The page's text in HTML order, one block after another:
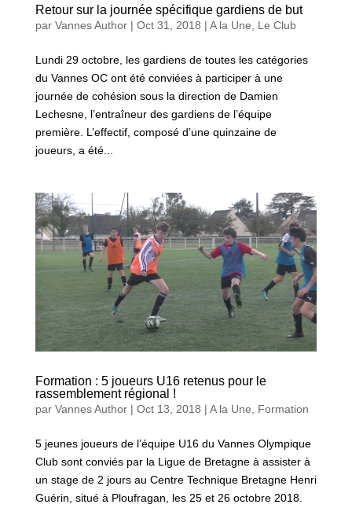
Retour sur la journée spécifique gardiens de but
par Vannes Author| Oct 31, 2018 | A la Une Le Club
Lundi 29 octobre, les gardiens de toutes les catégories
du Vannes OC ont été conviées à participer à une
journée de cohésion sous la direction de Damien
Lechesne, l’entraîneur des gardiens de l’équipe
première. L’effectif, composé d’une quinzaine de
joueurs, a été...
Formation : 5 joueurs U16 retenus pour le
rassemblement régional !
par Vannes Author| Oct 13, 2018 | A la Une Formation
5 jeunes joueurs de l’équipe U16 du Vannes Olympique
Club sont conviés par la Ligue de Bretagne à assister à
un stage de 2 jours au Centre Technique Bretagne Henri
Guérin, situé à Ploufragan, les 25 et 26 octobre 2018.